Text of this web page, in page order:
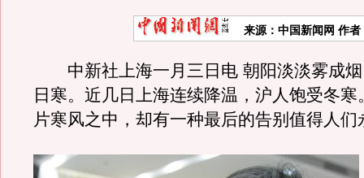
来源：中国新闻网 作
中新社上海一月三日电 朝阳淡淡雾成烟
日寒。近几日上海连续降温，沪人饱受冬寒
片寒风之中，却有一种最后的告别值得人们